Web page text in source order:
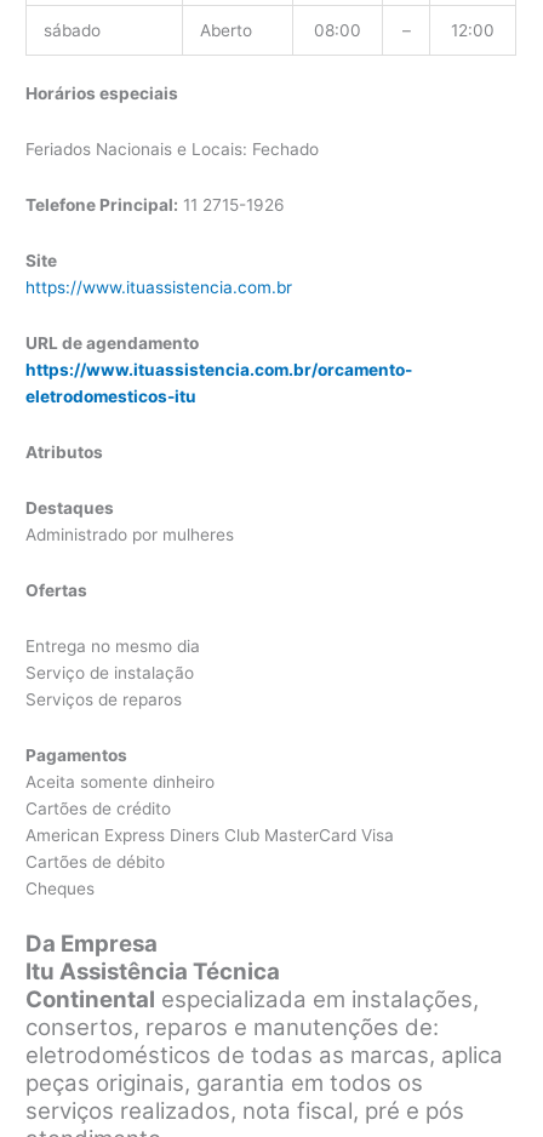
sábado Aberto 08:00 – 12:00
Horários especiais
Feriados Nacionais e Locais: Fechado
Telefone Principal: 11 2715-1926
Site
https://www.ituassistencia.com.br
URL de agendamento
https://www.ituassistencia.com.br/orcamento-
eletrodomesticos-itu
Atributos
Destaques
Administrado por mulheres
Ofertas
Entrega no mesmo dia
Serviço de instalação
Serviços de reparos
Pagamentos
Aceita somente dinheiro
Cartões de crédito
American Express Diners Club MasterCard Visa
Cartões de débito
Cheques
Da Empresa
Itu Assistência Técnica
Continental especializada em instalações,
consertos, reparos e manutenções de:
eletrodomésticos de todas as marcas, aplica
peças originais, garantia em todos os
serviços realizados, nota fiscal, pré e pós